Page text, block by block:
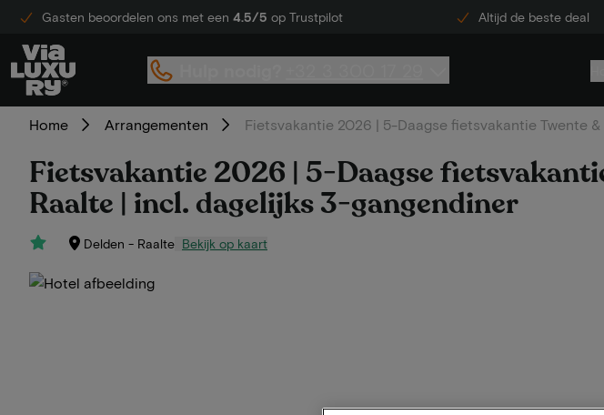
Gasten beoordelen ons met een 4.5/5 op Trustpilot Altijd de beste deal
Home Arrangementen Fietsvakantie 2026 | 5-Daagse fietsvakantie Twente
Fietsvakantie 2026 | 5-Daagse
Raalte | incl. dagelijks 3-gangendiner
Delden - Raalte Bekijk op kaart